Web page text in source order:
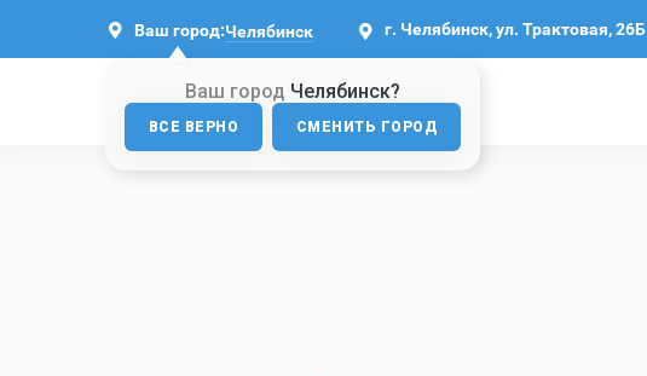
Ваш город:Челябинск
Ваш город Челябинск?
ВСЕ ВЕРНО СМЕНИТЬ ГОРОД
г. Челябинск, ул. Трактовая, 26Б